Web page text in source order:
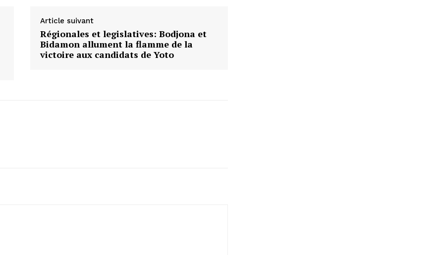
Article suivant
Régionales et legislatives: Bodjona et
Bidamon allument la flamme de la
victoire aux candidats de Yoto